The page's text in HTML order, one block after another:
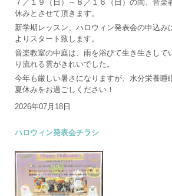
７／１９（日）～８／１６（日）の間、音楽
休みとさせて頂きます。
新学期レッスン、ハロウィン発表会の申込み
よりスタート致します。
音楽教室の中庭は、雨を浴びて生き生きして
り流れる雲がきれいでした。
今年も厳しい暑さになりますが、水分栄養睡
夏休みをお過ごしください！
2026年07月18日
ハロウィン発表会チラシ